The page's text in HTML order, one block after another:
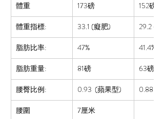
體重 173磅 152磅
體重指標: 33.1 (癡肥) 29.2 (肥
脂肪比率: 47% 41.4%
脂肪重量: 81磅 63磅
腰臀比例: 0.93 (蘋果型) 0.88 (
腰圍 7厘米